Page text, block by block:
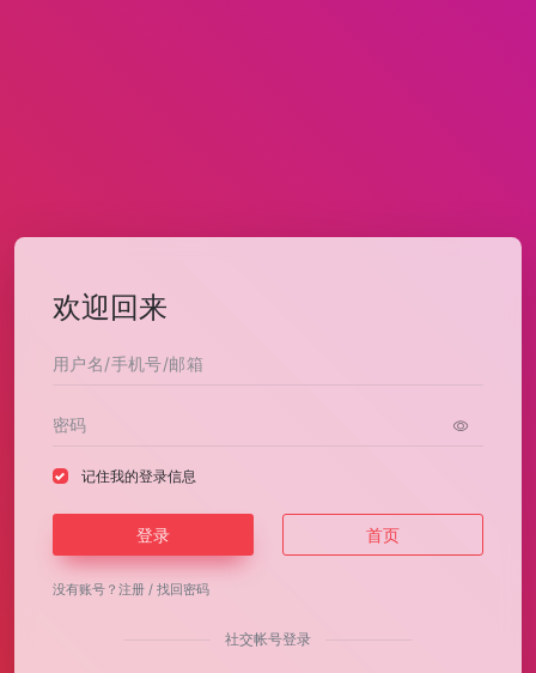
欢迎回来
记住我的登录信息
登录 首页
没有账号？ 注册 / 找回密码
社交帐号登录